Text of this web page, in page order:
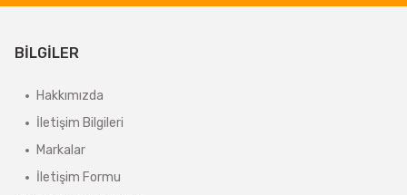
BİLGİLER
Hakkımızda
İletişim Bilgileri
Markalar
İletişim Formu